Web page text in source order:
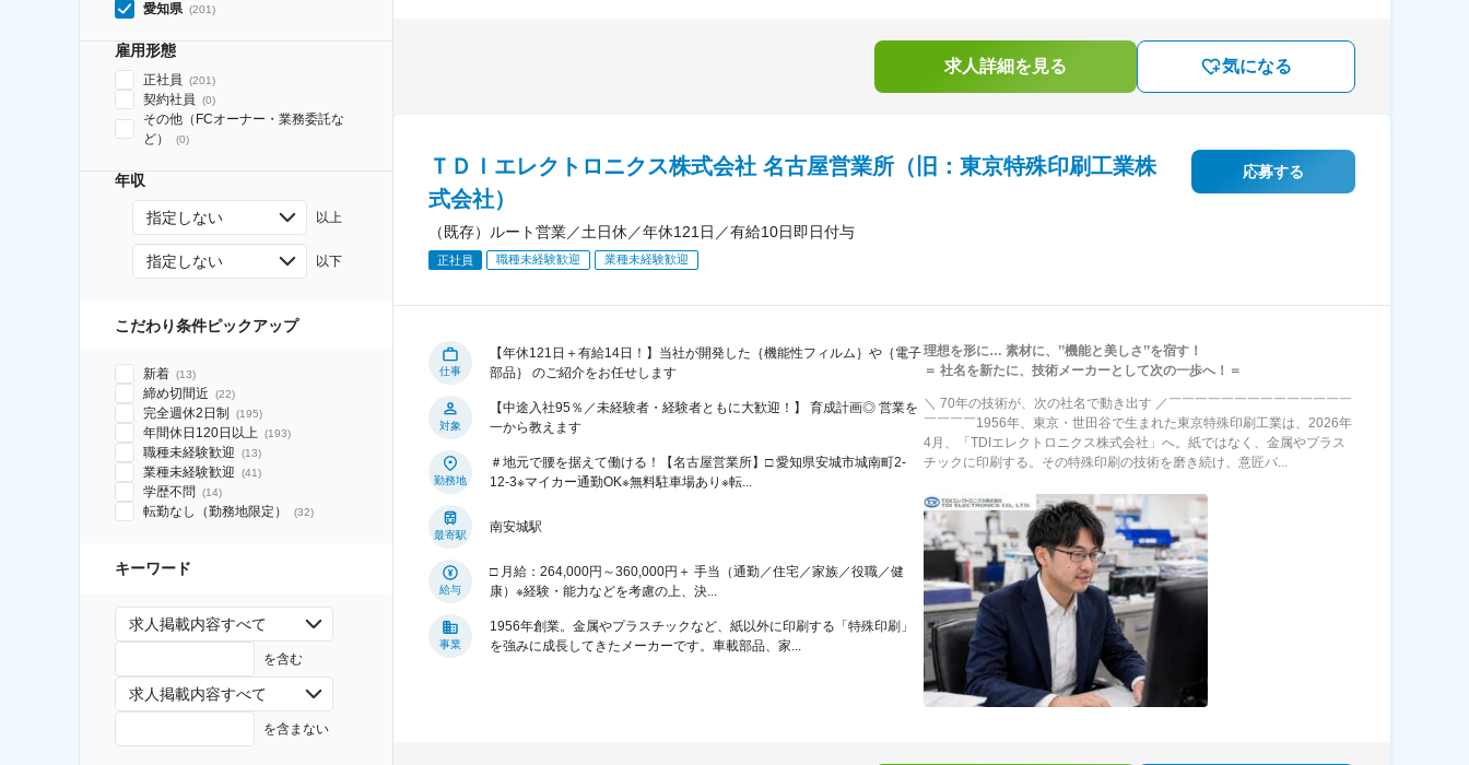
愛知県 (201)
雇用形態
正社員 (201)
契約社員 (0)
その他（FCオーナー・業務委託な
ど）
(0)
年収
指定しない 以上
指定しない 以下
こだわり条件ピックアップ
新着 (13)
締め切間近 (22)
完全週休2日制 (195)
年間休日120日以上 (193)
職種未経験歓迎 (13)
業種未経験歓迎 (41)
学歴不問 (14)
転勤なし（勤務地限定） (32)
キーワード
求人掲載内容すべて
を含む
求人掲載内容すべて
を含まない
求人詳細を見る 気になる
ＴＤＩエレクトロニクス株式会社 名古屋営業所（旧：東京特殊印刷工業株
式会社）
（既存）ルート営業／土日休／年休121日／有給10日即日付与
正社員 職種未経験歓迎 業種未経験歓迎
応募する
仕事
【年休121日＋有給14日！】当社が開発した｛機能性フィルム｝や｛電子
部品｝ のご紹介をお任せします
対象
【中途入社95％／未経験者・経験者ともに大歓迎！】 育成計画◎ 営業を
一から教えます
勤務地
＃地元で腰を据えて働ける！【名古屋営業所】□ 愛知県安城市城南町2-
12-3※マイカー通勤OK※無料駐車場あり※転...
最寄駅
南安城駅
給与
□ 月給：264,000円～360,000円＋ 手当（通勤／住宅／家族／役職／健
康）※経験・能力などを考慮の上、決...
事業
1956年創業。金属やプラスチックなど、紙以外に印刷する「特殊印刷」
を強みに成長してきたメーカーです。車載部品、家...
理想を形に… 素材に、’’機能と美しさ’’を宿す！
＝ 社名を新たに、技術メーカーとして次の一歩へ！＝
＼ 70年の技術が、次の社名で動き出す ／￣￣￣￣￣￣￣￣￣￣￣￣￣￣
￣￣￣￣1956年、東京・世田谷で生まれた東京特殊印刷工業は、2026年
4月、「TDIエレクトロニクス株式会社」へ。紙ではなく、金属やプラス
チックに印刷する。その特殊印刷の技術を磨き続け、意匠パ...